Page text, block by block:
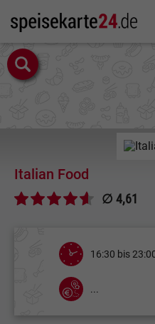
Italian Food
∅ 4,61
16:30 bis
...